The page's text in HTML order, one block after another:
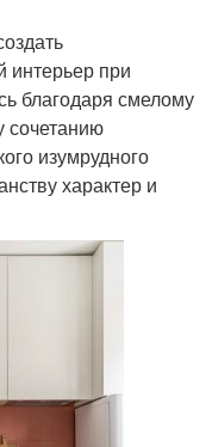
при
благодаря смелому
сочетанию
изумрудного
характер и